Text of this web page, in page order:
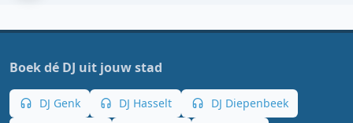
Boek dé DJ uit jouw stad
DJ Genk DJ Hasselt
DJ Diepenbeek